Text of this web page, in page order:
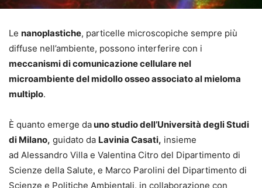
Le nanoplastiche, particelle microscopiche sempre più
diffuse nell’ambiente, possono interferire con i
meccanismi di comunicazione cellulare nel
microambiente del midollo osseo associato al mieloma
multiplo.
È quanto emerge dauno studio dell’Università degli Studi
di Milano, guidato da Lavinia Casati, insieme
ad Alessandro Villa e Valentina Citro del Dipartimento di
Scienze della Salute, e Marco Parolini del Dipartimento di
Scienze e Politiche Ambientali, in collaborazione con